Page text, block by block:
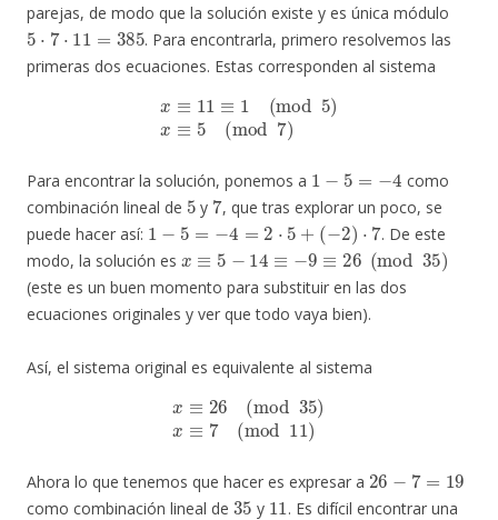
parejas, de modo que la solución existe y es única módulo
5⋅7⋅11=385
. Para encontrarla, primero resolvemos las
primeras dos ecuaciones. Estas corresponden al sistema
11≡ 1(mod x≡5(mod
Para encontrar la solución, ponemos a
=
como
combinación lineal de
5
y
7
, que tras explorar un poco, se
puede hacer así:
1 −5=−4 = 2⋅5+(−2)⋅7
. De este
modo, la solución es
x − 14 −9 ≡26( mod 35 )
(este es un buen momento para substituir en las dos
ecuaciones originales y ver que todo vaya bien).
Así, el sistema original es equivalente al sistema
26( mod 35)x≡7( mod
Ahora lo que tenemos que hacer es expresar a
como combinación lineal de
35
y
11
. Es difícil encontrar una